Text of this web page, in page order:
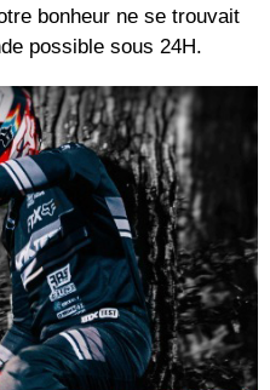
bonheur ne se trouvait
possible sous 24H.